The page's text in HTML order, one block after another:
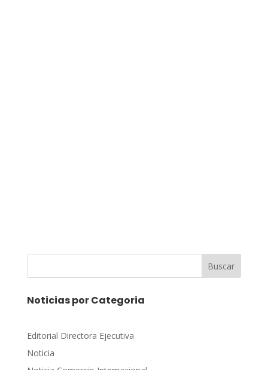
Buscar
Noticias por Categoria
Editorial Directora Ejecutiva
Noticia